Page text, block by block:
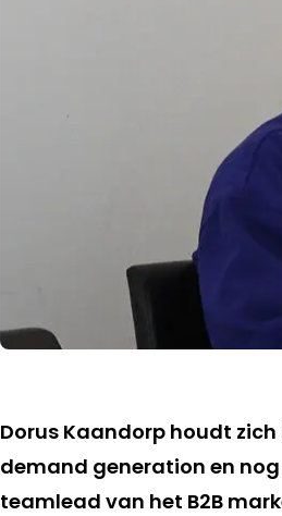
Dorus Kaandorp houdt
demand generation en
teamlead van het B2B